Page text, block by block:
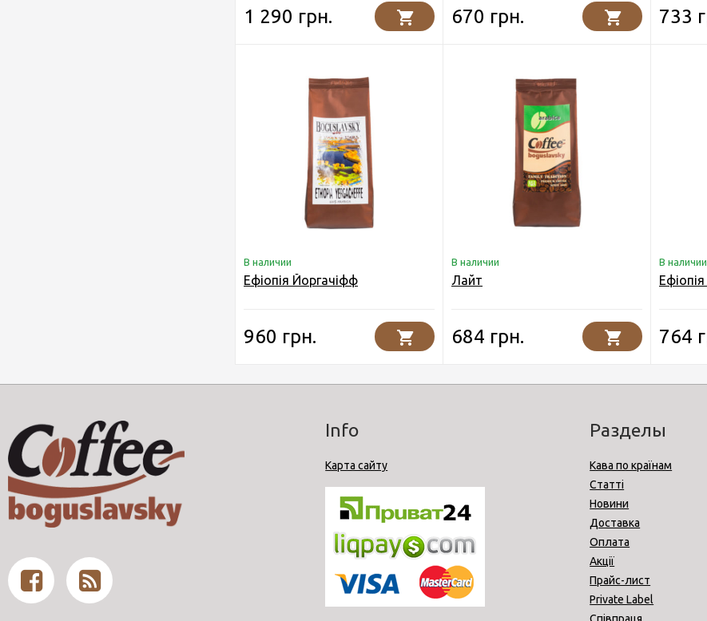
1 290 грн. 670 грн. 733
В наличии
Ефіопія Йоргачіфф
960 грн.
В наличии
Лайт
684 грн.
В наличии
764
Info
Карта сайту
Разделы
Кава по країнам
Статті
Новини
Доставка
Оплата
Акції
Прайс-лист
Private Label